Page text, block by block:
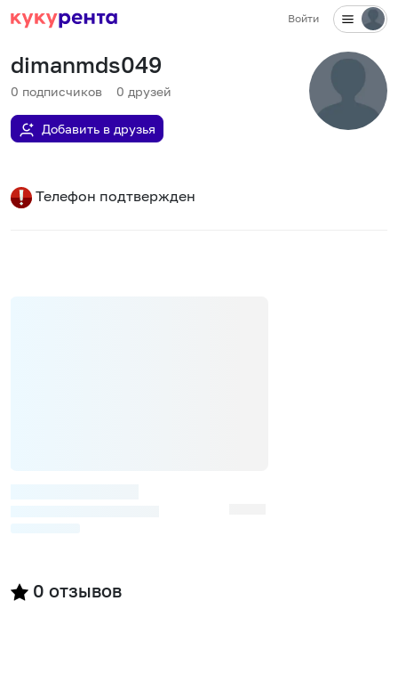
Войти
dimanmds049
0 подписчиков 0 друзей
Добавить в друзья
Телефон подтвержден
0 отзывов